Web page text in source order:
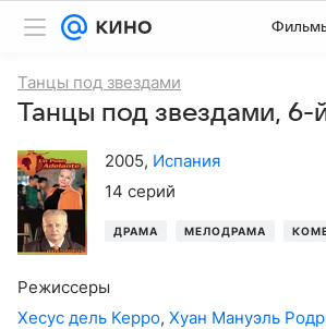
Танцы под звездами
Танцы под звездами, 6-
2005, Испания
14 серий
ДРАМА МЕЛОДРАМА
Режиссеры
Хесус дель Керро, Хуан Мануэль